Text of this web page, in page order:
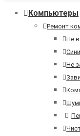
Компьютеры
Ремонт
Не
Не